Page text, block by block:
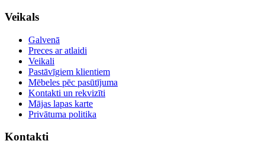
Veikals
Galvenā
Preces ar atlaidi
Veikali
Pastāvīgiem klientiem
Mēbeles pēc pasūtījuma
Kontakti un rekvizīti
Mājas lapas karte
Privātuma politika
Kontakti